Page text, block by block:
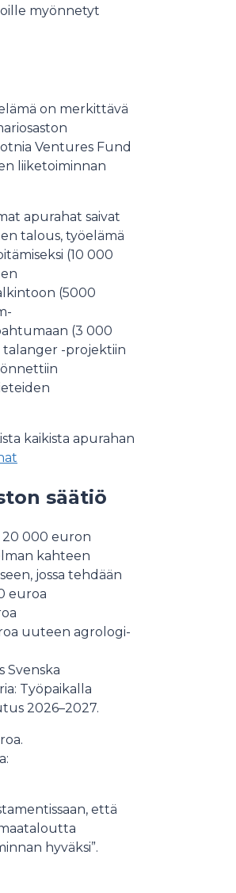
myönnetyt
on merkittävä
Ventures Fund
liiketoiminnan
apurahat saivat
talous, työelämä
(10 000
(5000
(3 000
talanger -projektiin
kaikista apurahan
säätiö
20 000 euron
kahteen
jossa tehdään
euroa
uuteen agrologi-
Svenska
Työpaikalla
2026–2027.
että
hyväksi”.